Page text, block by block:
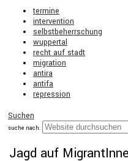
termine
intervention
selbstbeherrschung
wuppertal
recht auf stadt
migration
antira
antifa
repression
Suchen
suche nach:
Jagd auf